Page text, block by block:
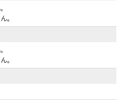
。
。